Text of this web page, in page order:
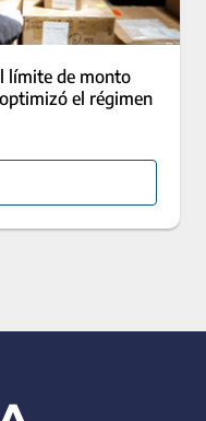
límite de monto
el régimen